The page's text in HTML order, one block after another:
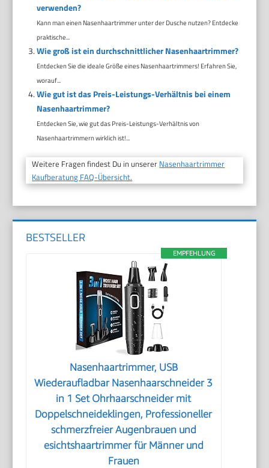
verwenden?
Kann man einen Nasenhaartrimmer unter der Dusche nutzen? Entdecke
praktische...
Wie groß ist ein durchschnittlicher Nasenhaartrimmer?
Entdecken Sie die ideale Größe eines Nasenhaartrimmers! Erfahren Sie,
worauf...
Wie gut ist das Preis-Leistungs-Verhältnis bei einem
Nasenhaartrimmer?
Entdecken Sie, wie gut das Preis-Leistungs-Verhältnis von
Nasenhaartrimmern wirklich ist!...
Weitere Fragen findest Du in unserer Nasenhaartrimmer
Kaufberatung FAQ-Übersicht.
BESTSELLER
EMPFEHLUNG
Nasenhaartrimmer, USB
Wiederaufladbar Nasenhaarschneider 3
in 1 Set Ohrhaarschneider mit
Doppelschneideklingen, Professioneller
schmerzfreier Augenbrauen und
esichtshaartrimmer für Männer und
Frauen